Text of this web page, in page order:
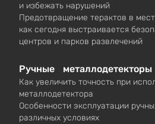
и избежать нарушений
Предотвращение терактов в
как сегодня выстраивается
центров и парков развлечений
Ручные металлодетекторы
Как увеличить точность при
металлодетектора
Особенности эксплуатации
различных условиях